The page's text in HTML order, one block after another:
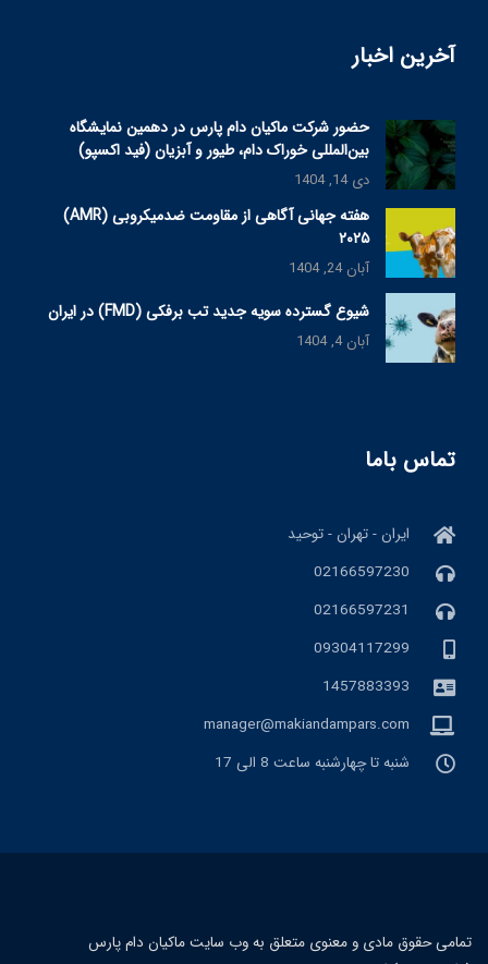
آخرین اخبار
حضور شرکت ماکیان دام پارس در دهمین نمایشگاه
بین‌المللی خوراک دام، طیور و آبزیان (فید اکسپو)
دی 14, 1404
هفته جهانی آگاهی از مقاومت ضدمیکروبی (AMR)
۲۰۲۵
آبان 24, 1404
شیوع گسترده سویه جدید تب برفکی (FMD) در ایران
آبان 4, 1404
تماس باما
ایران - تهران - توحید
02166597230
02166597231
09304117299
1457883393
manager@makiandampars.com
شنبه تا چهارشنبه ساعت 8 الی 17
تمامی حقوق مادی و معنوی متعلق به وب سایت ماکیان دام پارس